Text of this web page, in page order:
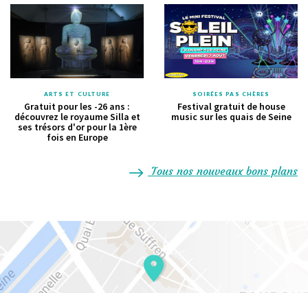
ARTS ET CULTURE
Gratuit pour les -26 ans :
découvrez le royaume Silla et
ses trésors d'or pour la 1ère
fois en Europe
SOIRÉES PAS CHÈRES
Festival gratuit de house
music sur les quais de Seine
Tous nos nouveaux bons plans